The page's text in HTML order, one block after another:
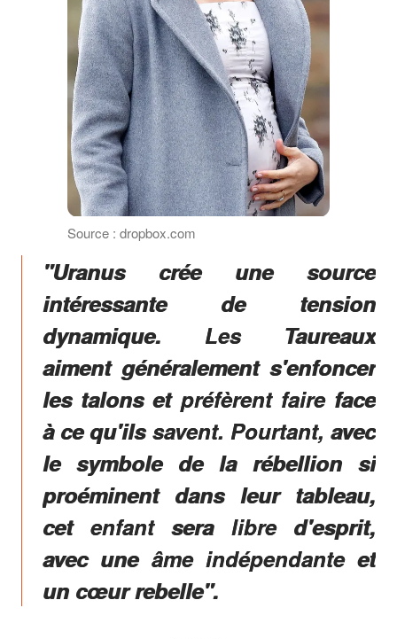
Source : dropbox.com
"Uranus crée une source
intéressante de tension
dynamique. Les Taureaux
aiment généralement s'enfoncer
les talons et préfèrent faire face
à ce qu'ils savent. Pourtant, avec
le symbole de la rébellion si
proéminent dans leur tableau,
cet enfant sera libre d'esprit,
avec une âme indépendante et
un cœur rebelle".